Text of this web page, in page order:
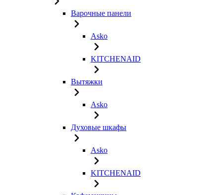
Варочные панели
Asko
KITCHENAID
Вытяжки
Asko
Духовые шкафы
Asko
KITCHENAID